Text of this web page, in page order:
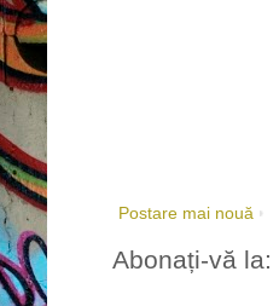
Postare mai nouă
Abonați-vă la: